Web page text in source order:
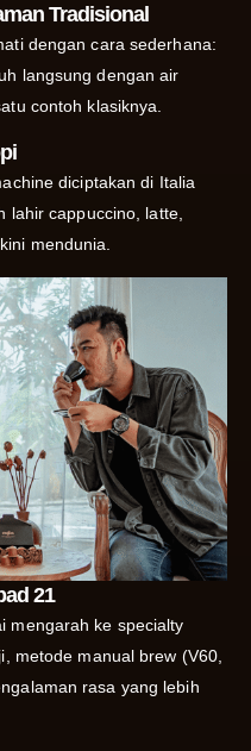
Tradisional
dengan cara sederhana:
langsung dengan air
contoh klasiknya.
diciptakan di Italia
lahir cappuccino, latte,
mendunia.
21
mengarah ke specialty
metode manual brew (V60,
rasa yang lebih